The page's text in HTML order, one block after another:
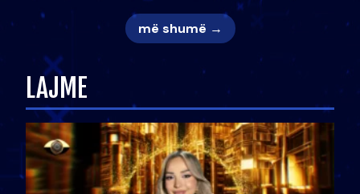
më shumë →
LAJME